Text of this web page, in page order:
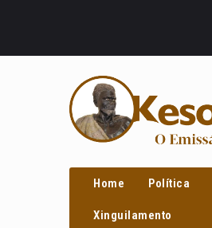
Home Política
Xinguilamento
PROCURAR